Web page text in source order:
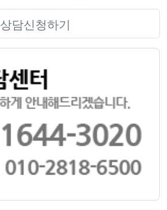
상담신청하기